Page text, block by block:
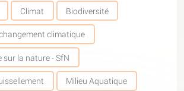
Climat Biodiversité
climatique
la nature - SfN
Milieu Aquatique